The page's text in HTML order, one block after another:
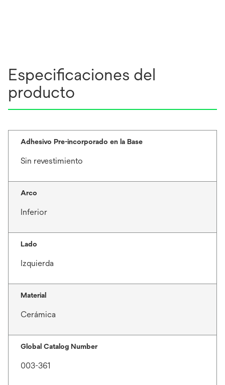
Especificaciones del
producto
Adhesivo Pre-incorporado en la Base
Sin revestimiento
Arco
Inferior
Lado
Izquierda
Material
Cerámica
Global Catalog Number
003-361